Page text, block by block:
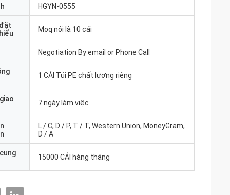
HGYN-0555
Moq nói là 10 cái
Negotiation By email or Phone Call
1 CÁI Túi PE chất lượng riêng
7 ngày làm việc
L / C, D / P, T / T, Western Union, MoneyGram,
D / A
15000 CÁI hàng tháng